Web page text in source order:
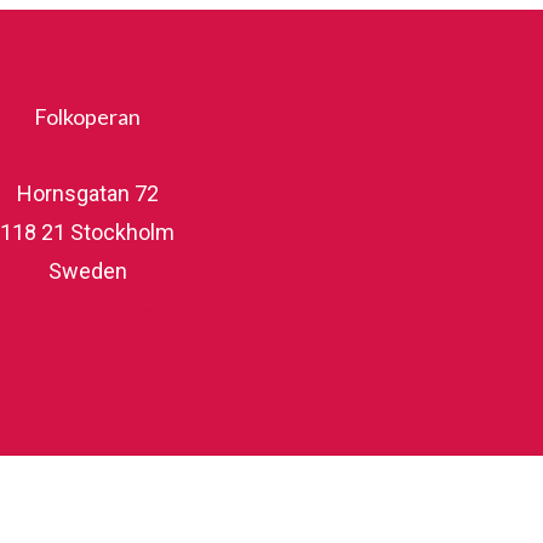
Folkoperan
Hornsgatan 72
118 21 Stockholm
Sweden